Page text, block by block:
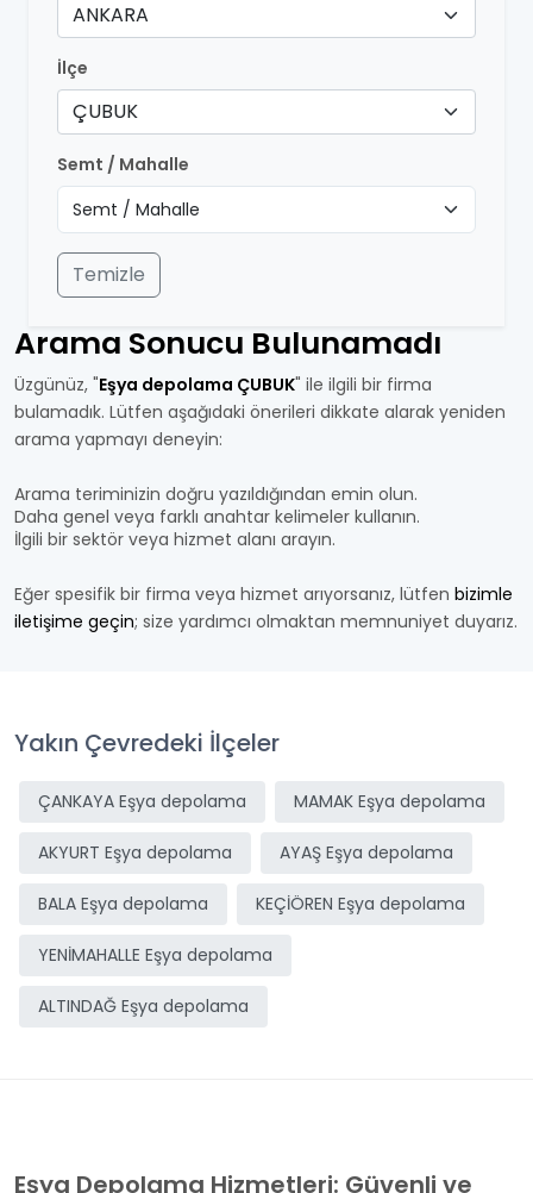
ANKARA
İlçe
ÇUBUK
Semt / Mahalle
Temizle
Arama Sonucu Bulunamadı
Üzgünüz, "Eşya depolama ÇUBUK" ile ilgili bir firma
bulamadık. Lütfen aşağıdaki önerileri dikkate alarak yeniden
arama yapmayı deneyin:
Arama teriminizin doğru yazıldığından emin olun.
Daha genel veya farklı anahtar kelimeler kullanın.
İlgili bir sektör veya hizmet alanı arayın.
Eğer spesifik bir firma veya hizmet arıyorsanız, lütfen bizimle
iletişime geçin; size yardımcı olmaktan memnuniyet duyarız.
Yakın Çevredeki İlçeler
ÇANKAYA Eşya depolama MAMAK Eşya depolama
AKYURT Eşya depolama AYAŞ Eşya depolama
BALA Eşya depolama KEÇİÖREN Eşya depolama
YENİMAHALLE Eşya depolama
ALTINDAĞ Eşya depolama
Eşya Depolama Hizmetleri: Güvenli ve